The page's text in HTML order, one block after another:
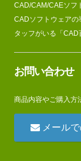
CAD/CAM/CAEソフ
CADソフトウェアの
タッフがいる「CAD
お問い合わせ
商品内容やご購入方
メール